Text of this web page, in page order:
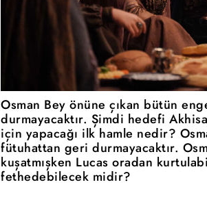
Osman Bey önüne çıkan bütün
durmayacaktır. Şimdi hedefi
için yapacağı ilk hamle nedir?
fütuhattan geri durmayacaktır.
kuşatmışken Lucas oradan
fethedebilecek midir?